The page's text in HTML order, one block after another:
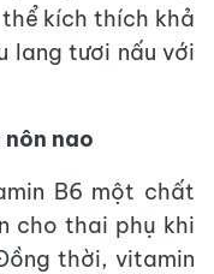
kích thích khả
lang tươi nấu với
nôn nao
B6 một chất
cho thai phụ khi
thời, vitamin